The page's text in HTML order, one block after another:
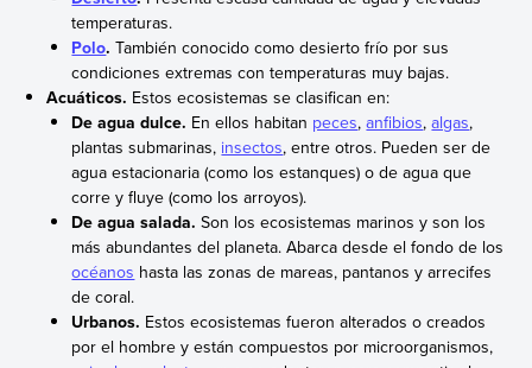
temperaturas.
Polo. También conocido como desierto frío por sus
condiciones extremas con temperaturas muy bajas.
Acuáticos. Estos ecosistemas se clasifican en:
De agua dulce. En ellos habitan peces,anfibios,algas,
plantas submarinas, insectos, entre otros. Pueden ser de
agua estacionaria (como los estanques) o de agua que
corre y fluye (como los arroyos).
De agua salada. Son los ecosistemas marinos y son los
más abundantes del planeta. Abarca desde el fondo de los
océanos hasta las zonas de mareas, pantanos y arrecifes
de coral.
Urbanos. Estos ecosistemas fueron alterados o creados
por el hombre y están compuestos por microorganismos,